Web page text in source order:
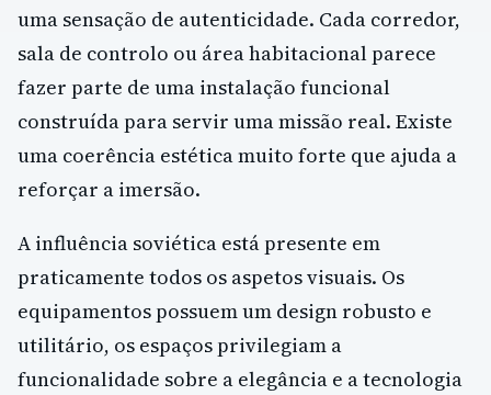
uma sensação de autenticidade. Cada corredor,
sala de controlo ou área habitacional parece
fazer parte de uma instalação funcional
construída para servir uma missão real. Existe
uma coerência estética muito forte que ajuda a
reforçar a imersão.
A influência soviética está presente em
praticamente todos os aspetos visuais. Os
equipamentos possuem um design robusto e
utilitário, os espaços privilegiam a
funcionalidade sobre a elegância e a tecnologia